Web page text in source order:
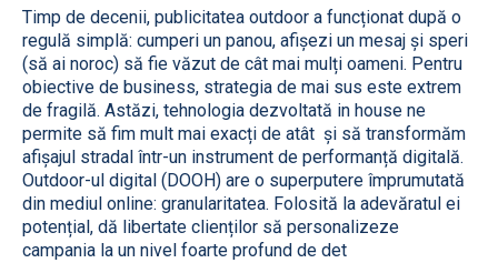
Timp de decenii, publicitatea outdoor a funcționat după o
regulă simplă: cumperi un panou, afișezi un mesaj și speri
(să ai noroc) să fie văzut de cât mai mulți oameni. Pentru
obiective de business, strategia de mai sus este extrem
de fragilă. Astăzi, tehnologia dezvoltată in house ne
permite să fim mult mai exacți de atât și să transformăm
afișajul stradal într-un instrument de performanță digitală.
Outdoor-ul digital (DOOH) are o superputere împrumutată
din mediul online: granularitatea. Folosită la adevăratul ei
potențial, dă libertate clienților să personalizeze
campania la un nivel foarte profund de det